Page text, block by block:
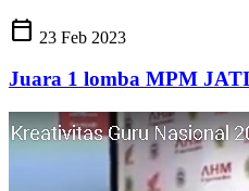
calendar_today 23 Feb 2023
Juara 1 lomba MPM